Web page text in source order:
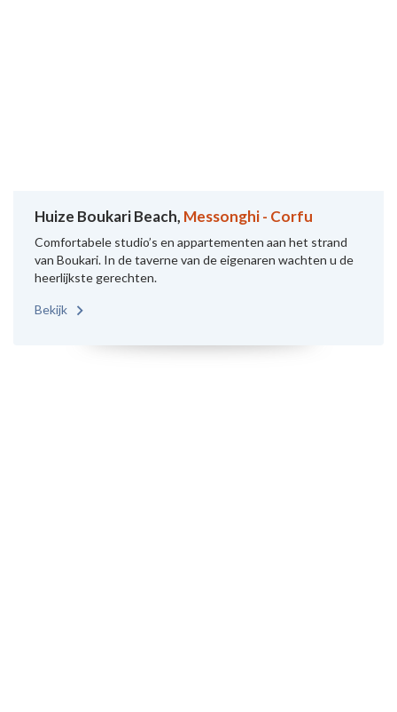
Huize Boukari Beach, Messonghi - Corfu
Comfortabele studio’s en appartementen aan het strand
van Boukari. In de taverne van de eigenaren wachten u de
heerlijkste gerechten.
Bekijk